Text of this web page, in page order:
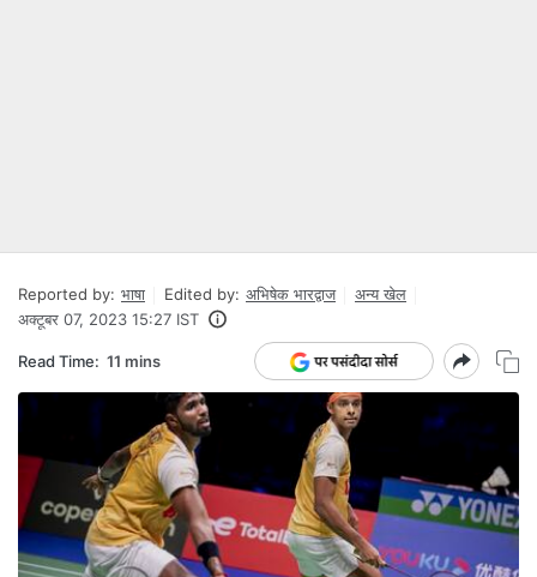
Reported by: भाषा Edited by: अभिषेक भारद्वाज
अन्‍य खेल
अक्टूबर 07, 2023 15:27 IST
Read Time: 11 mins